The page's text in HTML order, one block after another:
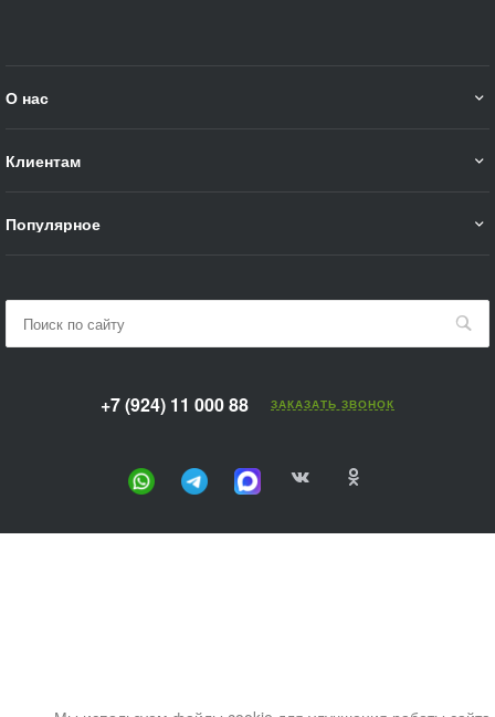
О нас
Клиентам
Популярное
+7 (924) 11 000 88 ЗАКАЗАТЬ ЗВОНОК